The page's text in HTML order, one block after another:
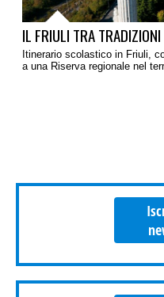
IL FRIULI TRA
Itinerario scolastico in Friuli,
a una Riserva regionale nel